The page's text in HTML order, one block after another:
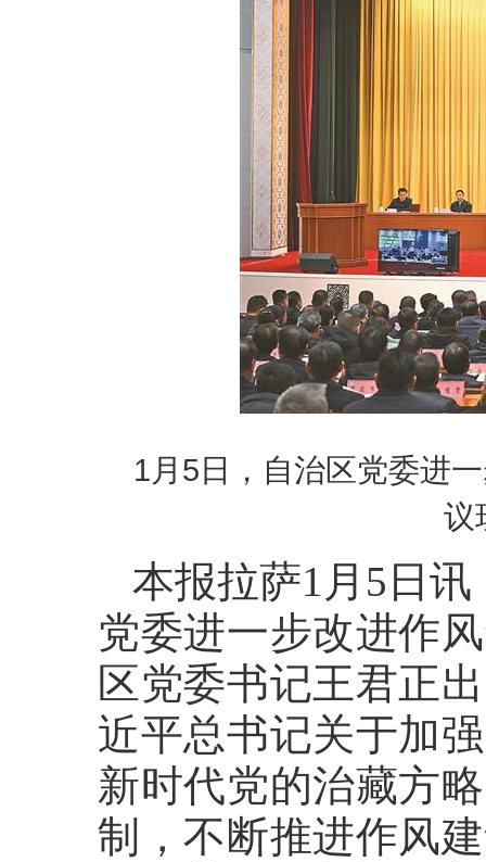
1月5日，自治区党委进
议
本报拉萨1月5日
党委进一步改进作
区党委书记王君正
近平总书记关于加
新时代党的治藏方
制，不断推进作风